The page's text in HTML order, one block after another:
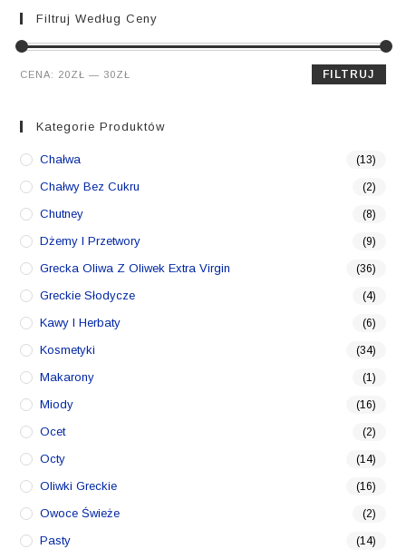
Filtruj Według Ceny
Cena
Cena
FILTRUJ
CENA: 20ZŁ — 30ZŁ
Kategorie Produktów
Chałwa (13)
Chałwy Bez Cukru (2)
Chutney (8)
Dżemy I Przetwory (9)
Grecka Oliwa Z Oliwek Extra Virgin (36)
Greckie Słodycze (4)
Kawy I Herbaty (6)
Kosmetyki (34)
Makarony (1)
Miody (16)
Ocet (2)
Octy (14)
Oliwki Greckie (16)
Owoce Świeże (2)
Pasty (14)